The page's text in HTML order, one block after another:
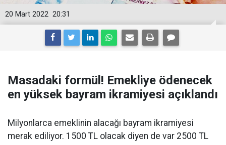
20:31
20 Mart 2022
Masadaki formül! Emekliye ödenecek
en yüksek bayram ikramiyesi açıklandı
Milyonlarca emeklinin alacağı bayram ikramiyesi
merak ediliyor. 1500 TL olacak diyen de var 2500 TL